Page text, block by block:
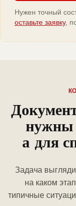
Нужен точный
оставьте заявку,
нужны
а для
Задача
на каком
типичные